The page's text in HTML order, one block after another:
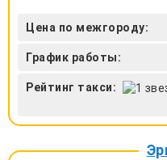
Цена по межгороду:
График работы:
Рейтинг такси: